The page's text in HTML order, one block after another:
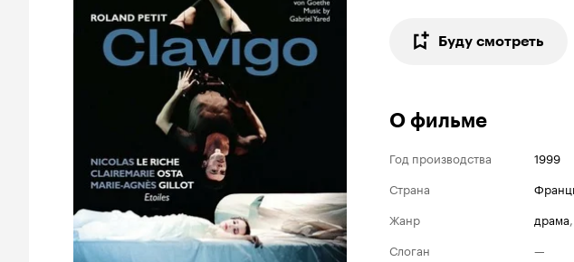
Буду смотреть
О фильме
Год производства
1999
Страна
Жанр
драма,
Слоган
—